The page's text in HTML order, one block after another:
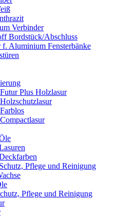
Verbinder
Bordstück/Abschluss
f. Aluminium Fensterbänke
Plus Holzlasur
Pflege und Reinigung
Pflege und Reinigung